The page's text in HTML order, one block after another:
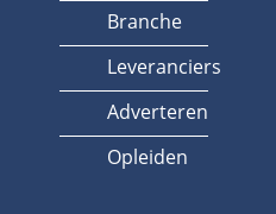
Branche
Leveranciers
Adverteren
Opleiden